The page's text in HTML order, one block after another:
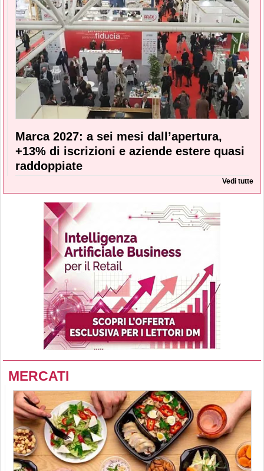
Marca 2027: a sei mesi dall’apertura,
+13% di iscrizioni e aziende estere quasi
raddoppiate
Vedi tutte
MERCATI